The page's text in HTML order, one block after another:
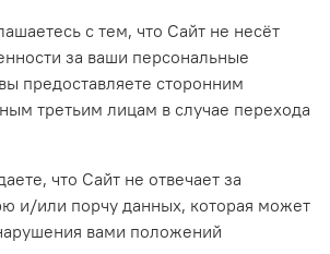
с тем, что Сайт не несёт
за ваши персональные
предоставляете сторонним
третьим лицам в случае перехода
что Сайт не отвечает за
и/или порчу данных, которая может
вами положений